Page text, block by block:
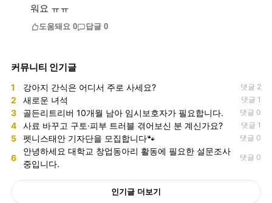
워요 ㅠㅠ
도움돼요 0 답글 0
커뮤니티 인기글
1 강아지 간식은 어디서 주로 사세요? 댓글 2
2 새로운 녀석 댓글 1
3 골든리트리버 10개월 남아 임시보호자가 필요합니다. 댓글 0
4 사료 바꾸고 구토·피부 트러블 겪어보신 분 계신가요? 댓글 1
5 펫니스태안 기자단을 모집합니다🐾 댓글 0
6
안녕하세요 대학교 창업동아리 활동에 필요한 설문조사
중입니다.
댓글 0
인기글 더보기